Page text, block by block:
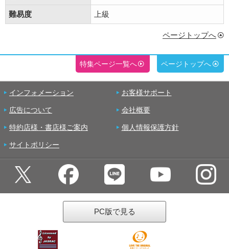
難易度 上級
ページトップへ
特集ページ一覧へ ページトップへ
インフォメーション お客様サポート
広告について 会社概要
特約店様・書店様ご案内 個人情報保護方針
サイトポリシー
PC版で見る